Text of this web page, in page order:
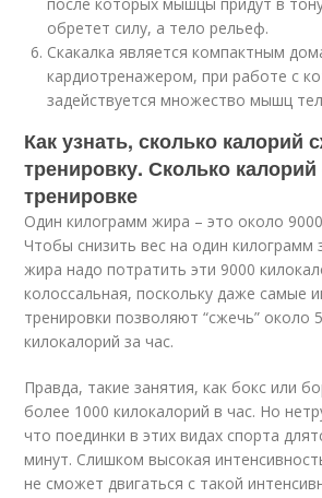
обретет силу, а тело рельеф.
Скакалка является компактным
кардиотренажером, при работе с
задействуется множество мышц
Как узнать, сколько калорий
тренировку. Сколько калорий
тренировке
Один килограмм жира – это около
Чтобы снизить вес на один килограмм
жира надо потратить эти 9000
колоссальная, поскольку даже самые
тренировки позволяют “сжечь” около
килокалорий за час.
Правда, такие занятия, как бокс или
более 1000 килокалорий в час. Но
что поединки в этих видах спорта
минут. Слишком высокая
не сможет двигаться с такой